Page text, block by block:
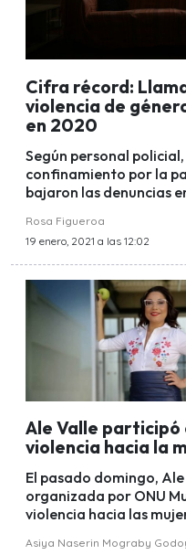
Cifra récord:
violencia de
en 2020
Según personal
confinamiento por la
bajaron las denuncias
Rosa Figueroa
19 enero, 2021 a las 12:02
Ale Valle
violencia hacia la
El pasado domingo,
organizada por ONU
violencia hacia las
Asiya Naserin Mograby